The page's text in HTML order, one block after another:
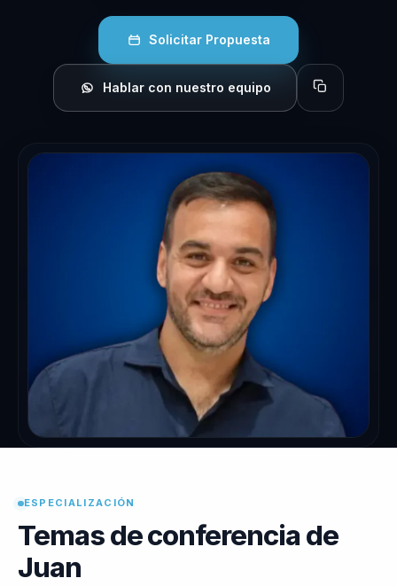
Solicitar Propuesta
Hablar con nuestro equipo Copiar perfil
ESPECIALIZACIÓN
Temas de conferencia de
Juan